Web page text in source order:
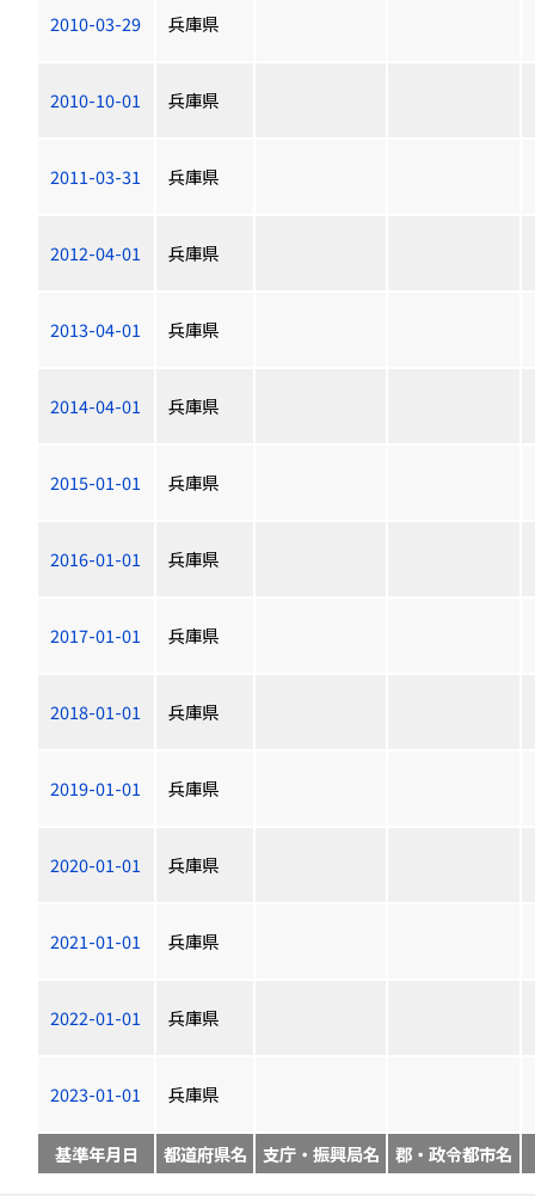
2010-03-29 兵庫県
2010-10-01 兵庫県
2011-03-31 兵庫県
2012-04-01 兵庫県
2013-04-01 兵庫県
2014-04-01 兵庫県
2015-01-01 兵庫県
2016-01-01 兵庫県
2017-01-01 兵庫県
2018-01-01 兵庫県
2019-01-01 兵庫県
2020-01-01 兵庫県
2021-01-01 兵庫県
2022-01-01 兵庫県
2023-01-01 兵庫県
基準年月日 都道府県名 支庁・振興局名 郡・政令都市名